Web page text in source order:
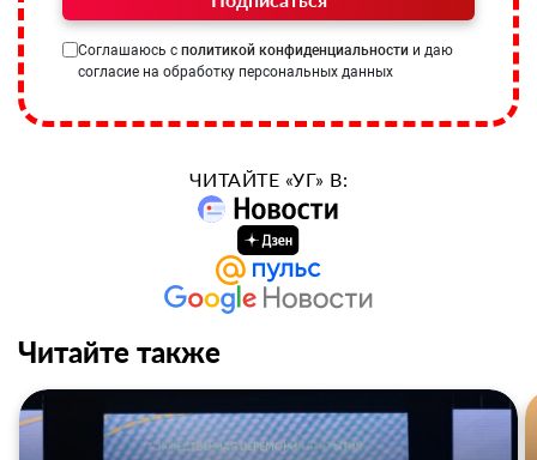
Соглашаюсь с политикой конфиденциальности и даю
согласие на обработку персональных данных
ЧИТАЙТЕ «УГ» В:
Читайте также